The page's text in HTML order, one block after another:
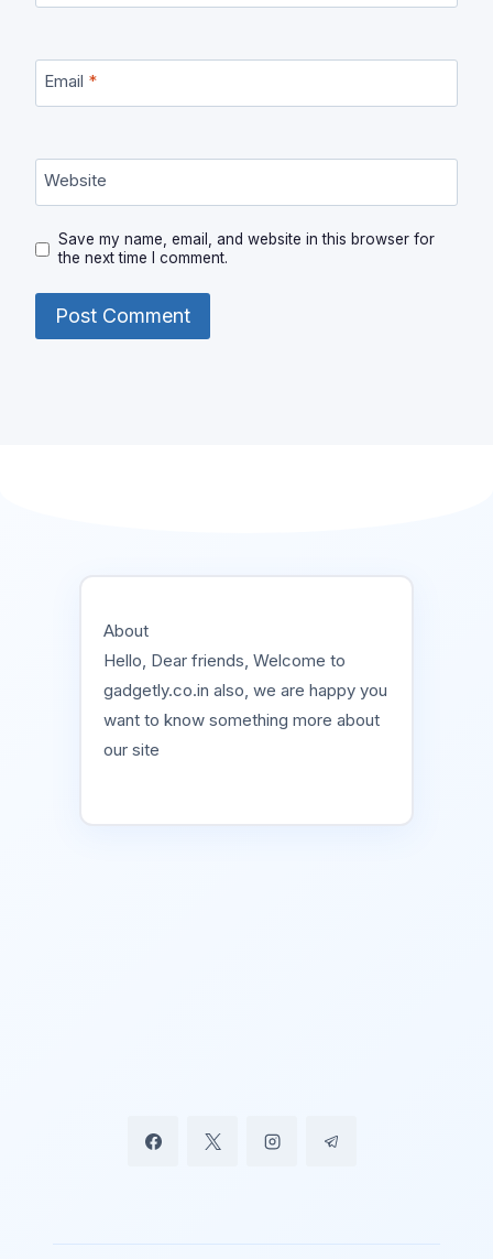
Email *
Website
Save my name, email, and website in this browser for
the next time I comment.
About
Hello, Dear friends, Welcome to
gadgetly.co.in also, we are happy you
want to know something more about
our site